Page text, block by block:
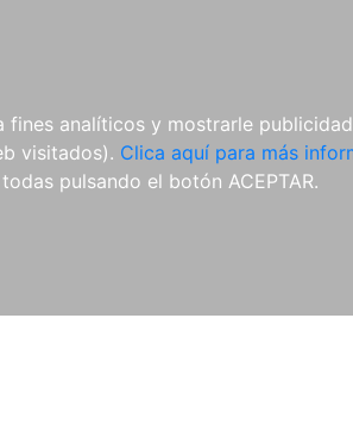
analíticos y mostrarle
visitados). Clica aquí para más
pulsando el botón ACEPTAR.
E-BOOKS
LibrosAutores